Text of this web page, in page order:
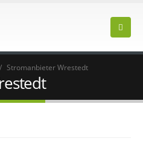
/ Stromanbieter Wrestedt